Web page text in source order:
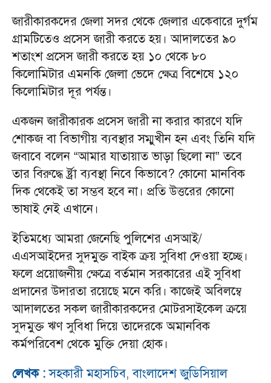
জারীকারকদের জেলা সদর থেকে জেলার একেবারে দুর্গম
গ্রামটিতেও প্রসেস জারী করতে হয়। আদালতের ৯০
শতাংশ প্রসেস জারী করতে হয় ১০ থেকে ৮০
কিলোমিটার এমনকি জেলা ভেদে ক্ষেত্র বিশেষে ১২০
কিলোমিটার দূর পর্যন্ত।
একজন জারীকারক প্রসেস জারী না করার কারণে যদি
শোকজ বা বিভাগীয় ব্যবস্থার সম্মুখীন হন এবং তিনি যদি
জবাবে বলেন “আমার যাতায়াত ভাড়া ছিলো না” তবে
তার বিরুদ্ধে র্ষ্ট্রা ব্যবস্থা নিবে কিভাবে? কোনো মানবিক
দিক থেকেই তা সম্ভব হবে না। প্রতি উত্তরের কোনো
ভাষাই নেই এখানে।
ইতিমধ্যে আমরা জেনেছি পুলিশের এসআই/
এএসআইদের সুদমুক্ত বাইক ক্রয় সুবিধা দেওয়া হচ্ছে।
ফলে প্রয়োজনীয় ক্ষেত্রে বর্তমান সরকারের এই সুবিধা
প্রদানের উদারতা রয়েছে মনে করি। কাজেই অবিলম্বে
আদালতের সকল জারীকারকদের মোটরসাইকেল ক্রয়ে
সুদমুক্ত ঋণ সুবিধা দিয়ে তাদেরকে অমানবিক
কর্মপরিবেশ থেকে মুক্তি দেয়া হোক।
লেখক :সহকারী মহাসচিব, বাংলাদেশ জুডিসিয়াল